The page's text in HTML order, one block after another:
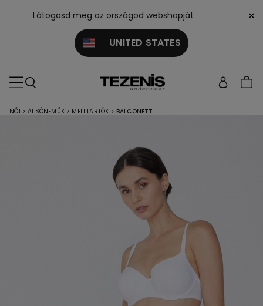
Látogasd meg az országod webshopját
UNITED STATES
×
NŐI > ALSÓNEMŰK > MELLTARTÓK > BALCONETT